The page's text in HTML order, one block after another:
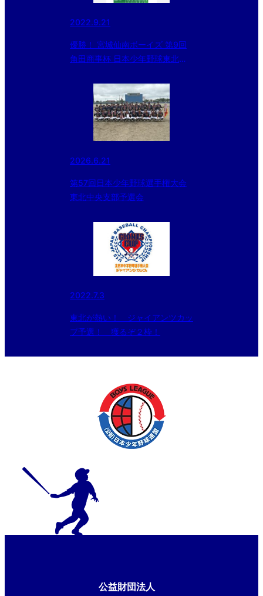
2022.9.21
優勝！ 宮城仙南ボーイズ 第9回
角田商事杯 日本少年野球東北支
2026.6.21
第57回日本少年野球選手権大会
東北中央支部予選会
2022.7.3
東北が熱い！ ジャイアンツカッ
プ予選！ 獲るぞ２枠！
公益財団法人